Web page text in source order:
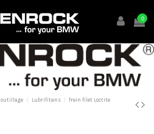
0
Lubrifitans
frein filet Loctite